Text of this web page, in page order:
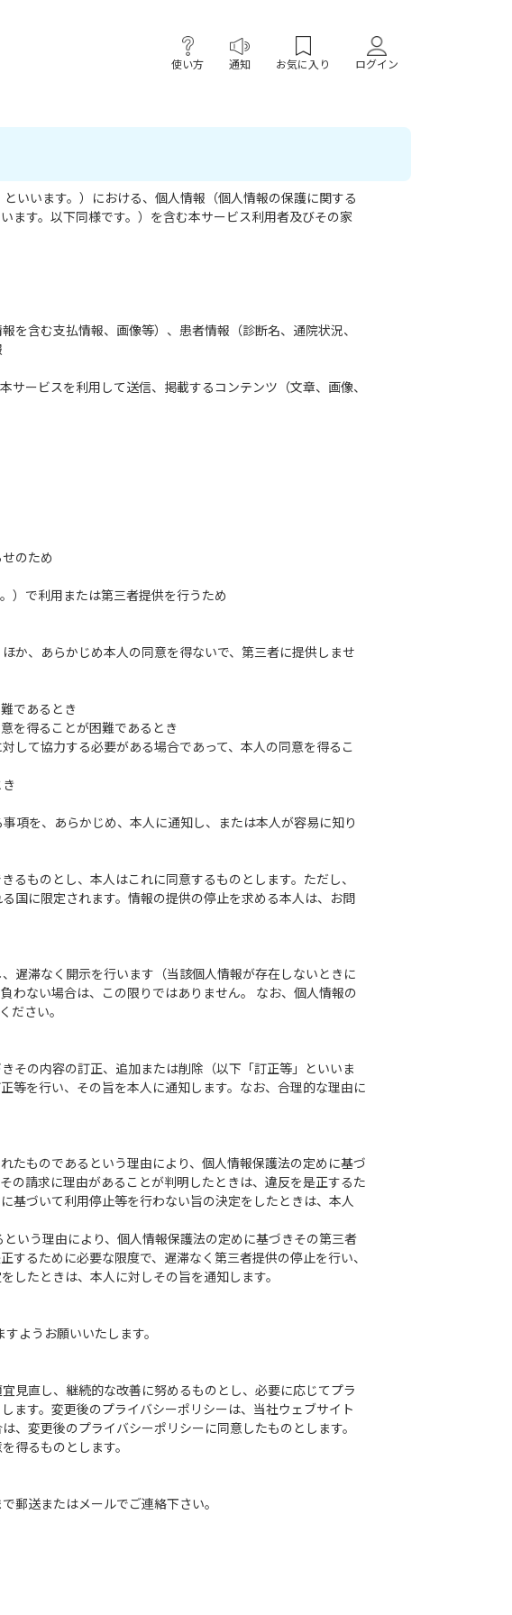
使い方 通知 お気に入り ログイン
いいます。）における、個人情報（個人情報の保護に関する
ます。以下同様です。）を含む本サービス利用者及びその家
含む支払情報、画像等）、患者情報（診断名、通院状況、
ービスを利用して送信、掲載するコンテンツ（文章、画像、
のため
）で利用または第三者提供を行うため
か、あらかじめ本人の同意を得ないで、第三者に提供しませ
であるとき
を得ることが困難であるとき
して協力する必要がある場合であって、本人の同意を得るこ
項を、あらかじめ、本人に通知し、または本人が容易に知り
ものとし、本人はこれに同意するものとします。ただし、
国に限定されます。情報の提供の停止を求める本人は、お問
遅滞なく開示を行います（当該個人情報が存在しないときに
わない場合は、この限りではありません。 なお、個人情報の
ださい。
その内容の訂正、追加または削除（以下「訂正等」といいま
等を行い、その旨を本人に通知します。なお、合理的な理由に
たものであるという理由により、個人情報保護法の定めに基づ
の請求に理由があることが判明したときは、違反を是正するた
基づいて利用停止等を行わない旨の決定をしたときは、本人
いう理由により、個人情報保護法の定めに基づきその第三者
るために必要な限度で、遅滞なく第三者提供の停止を行い、
たときは、本人に対しその旨を通知します。
ようお願いいたします。
見直し、継続的な改善に努めるものとし、必要に応じてプラ
ます。変更後のプライバシーポリシーは、当社ウェブサイト
変更後のプライバシーポリシーに同意したものとします。
得るものとします。
郵送またはメールでご連絡下さい。